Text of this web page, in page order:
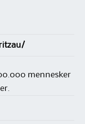
mennesker